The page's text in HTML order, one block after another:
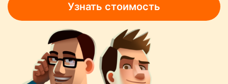
Узнать стоимость